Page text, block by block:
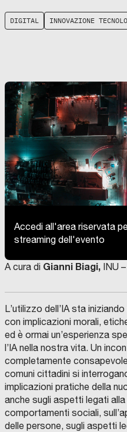
DIGITAL INNOVAZIONE
Accedi all'area riservata
streaming dell'evento
A cura di Gianni Biagi, INU
L’utilizzo dell’IA sta
con implicazioni morali,
ed è ormai un’esperienza
l’IA nella nostra vita. Un
completamente
comuni cittadini si
implicazioni pratiche della
anche sugli aspetti legati
comportamenti sociali,
delle persone, sugli aspetti